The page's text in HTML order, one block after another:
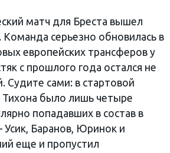
матч для Бреста вышел
серьезно обновилась в
европейских трансферов у
с прошлого года остался не
Судите сами: в стартовой
было лишь четыре
попадавших в состав в
Баранов, Юринок и
еще и пропустил